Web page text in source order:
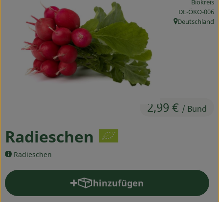
Ökokisten
Obst & Gemüse
Kühltheke
Backwaren
Drogerie
So geht's
Über uns
Radieschen
Radieschen
2,99 € / Bund
Biokreis
,DE-ÖKO-006
, Herkunft:
Deutschland
hinzufügen
Produkt zum Warenkorb